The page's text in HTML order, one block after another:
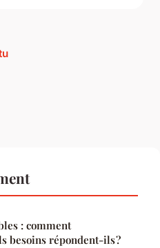
: comment
besoins répondent-ils ?